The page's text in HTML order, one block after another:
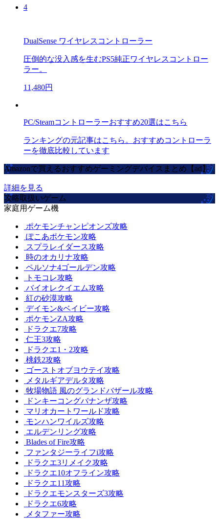
4
DualSense ワイヤレスコントローラー
圧倒的な没入感を生むPS5純正ワイヤレスコントロー
ラー。
11,480円
PC/Steamコントローラーおすすめ20選はこちら
ランキングの元記事はこちら。おすすめコントローラ
ーを徹底比較しています
Amazonで買えるおすすめゲーミングデバイスまとめ【ad】
詳細を見る
攻略取扱いゲーム
家庭用ゲーム機
ポケモンチャンピオンズ攻略
ぽこあポケモン攻略
スプラレイダース攻略
時のオカリナ攻略
ペルソナ4ゴールデン攻略
トモコレ攻略
バイオレクイエム攻略
紅の砂漠攻略
デイモン&ベイビー攻略
ポケモンZA攻略
ドラクエ7攻略
仁王3攻略
ドラクエ1・2攻略
桃鉄2攻略
ゴーストオブヨウテイ攻略
メタルギアデルタ攻略
牧場物語 風のグランドバザール攻略
ドンキーコングバナンザ攻略
マリオカートワールド攻略
モンハンワイルズ攻略
エルデンリング攻略
Blades of Fire攻略
ファンタジーライフi攻略
ドラクエ3リメイク攻略
ドラクエ10オフライン攻略
ドラクエ11攻略
ドラクエモンスターズ3攻略
ドラクエ6攻略
メタファー攻略